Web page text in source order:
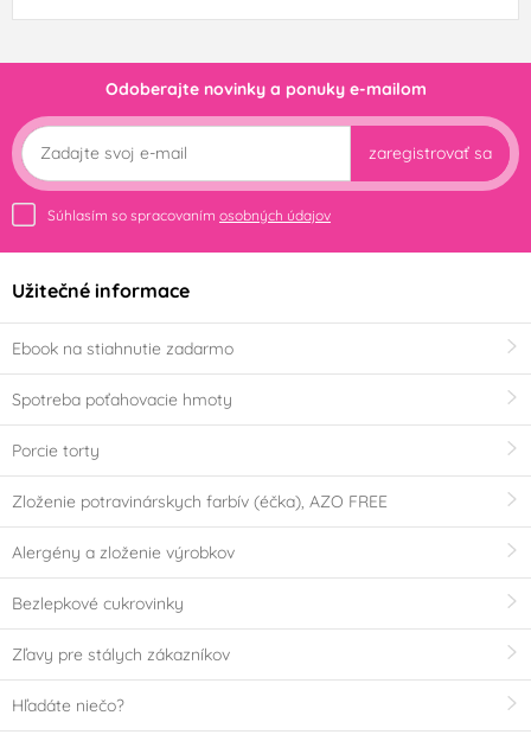
Odoberajte novinky a ponuky e-mailom
zaregistrovať sa
Súhlasím so spracovaním osobných údajov
Užitečné informace
Ebook na stiahnutie zadarmo
Spotreba poťahovacie hmoty
Porcie torty
Zloženie potravinárskych farbív (éčka), AZO FREE
Alergény a zloženie výrobkov
Bezlepkové cukrovinky
Zľavy pre stálych zákazníkov
Hľadáte niečo?